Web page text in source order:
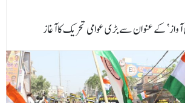
آواز‘ کے عنوان سے بڑی عوامی تحریک کا آغاز